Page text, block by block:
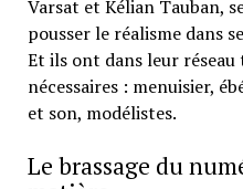
Varsat et Kélian Tauban,
pousser le réalisme dans
Et ils ont dans leur
nécessaires : menuisier,
et son, modélistes.
Le brassage du